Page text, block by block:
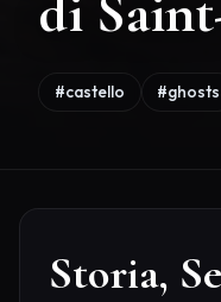
#castello #ghosts
Storia,